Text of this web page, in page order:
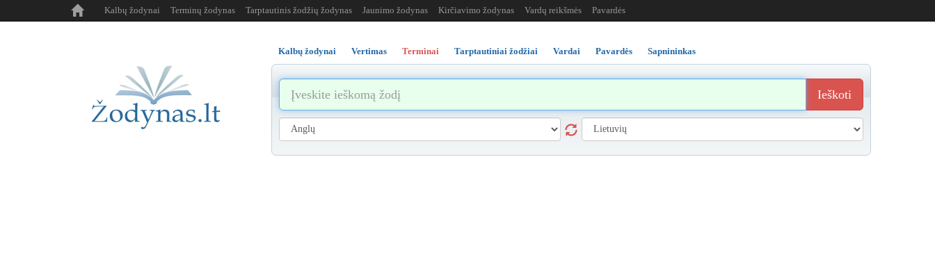
Kalbų žodynai Terminų žodynas Tarptautinis žodžių žodynas Jaunimo žodynas Kirčiavimo žodynas Vardų reikšmės Pavardės
Kalbų žodynai Vertimas Terminai Tarptautiniai žodžiai Vardai Pavardės Sapnininkas
Ieškoti